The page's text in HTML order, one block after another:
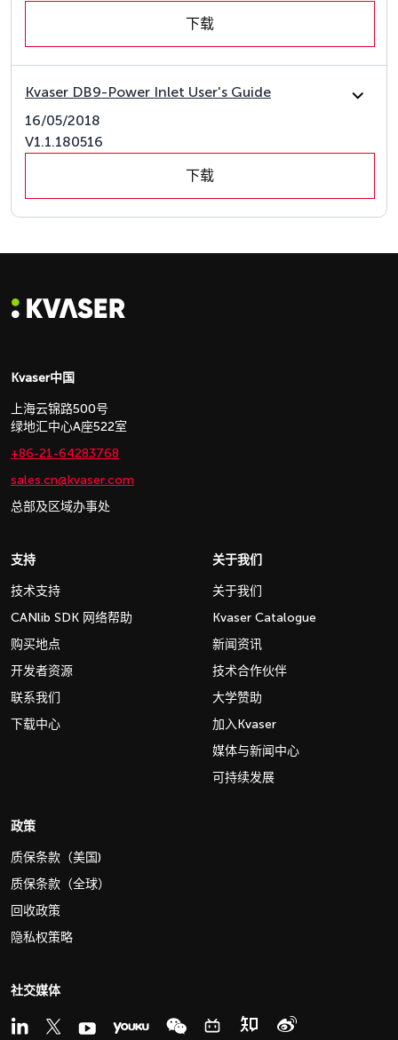
下载
Kvaser DB9-Power Inlet User's Guide
16/05/2018
V1.1.180516
下载
Kvaser中国
上海云锦路500号
绿地汇中心A座522室
+86-21-64283768
sales.cn@kvaser.com
总部及区域办事处
支持
技术支持
CANlib SDK 网络帮助
购买地点
开发者资源
联系我们
下载中心
关于我们
关于我们
Kvaser Catalogue
新闻资讯
技术合作伙伴
大学赞助
加入Kvaser
媒体与新闻中心
可持续发展
政策
质保条款（美国)
质保条款（全球）
回收政策
隐私权策略
社交媒体